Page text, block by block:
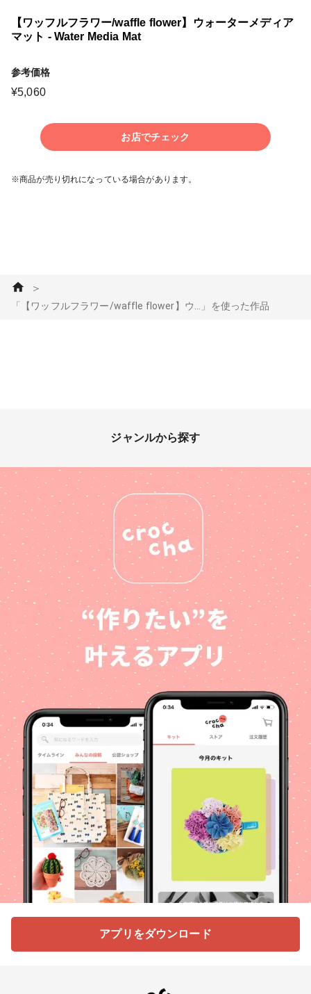
【ワッフルフラワー/waffle flower】ウォーターメディア
マット - Water Media Mat
参考価格
¥5,060
お店でチェック
※商品が売り切れになっている場合があります。
＞
「【ワッフルフラワー/waffle flower】ウ...」を使った作品
ジャンルから探す
アプリをダウンロード